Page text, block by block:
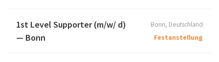
1st Level Supporter (m/w/ d)
— Bonn
Bonn, Deutschland
Festanstellung